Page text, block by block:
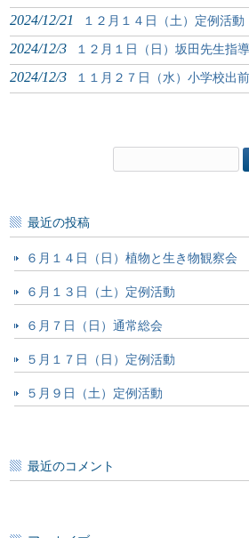
2024/12/21 １２月１４日（土）定例活動
2024/12/3 １２月１日（日）坂田先生指
2024/12/3 １１月２７日（水）小学校出
索:
最近の投稿
６月１４日（日）植物と生き物観察会
６月１３日（土）定例活動
６月７日（日）通常総会
５月１７日（日）定例活動
５月９日（土）定例活動
最近のコメント